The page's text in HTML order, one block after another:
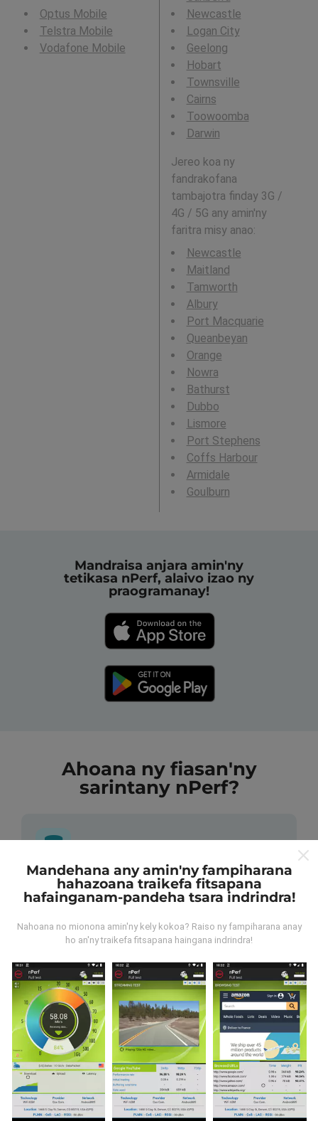
Optus Mobile
Telstra Mobile
Vodafone Mobile
Newcastle
Logan City
Geelong
Hobart
Townsville
Cairns
Toowoomba
Darwin
Jereo koa ny
fandrakofana
tambajotra finday 3G /
4G / 5G any amin'ny
faritra misy anao:
Newcastle
Maitland
Tamworth
Albury
Port Macquarie
Queanbeyan
Orange
Nowra
Bathurst
Dubbo
Lismore
Port Stephens
Coffs Harbour
Armidale
Goulburn
Mandraisa anjara amin'ny
tetikasa nPerf, alaivo izao ny
praogramanay!
Ahoana ny fiasan'ny
sarintany nPerf?
Avy aiza ny rakitra?
amin'ny fampiasana nPerf. Ireo andrana ireo mantsy
dia mamoaka ny rakitra marina teny an-toerana. Raha
te hananadrana izany koa ianao, dia manasa anao
izahay hampiasa ny nPerf amin'ny findainao.Rehefa
maro ny rakitra voatahiry, vao mainka azo vakina ny
sarintany!. Ireo andrana voaray rehetra dia aseho
amin'ny sarintany avokoa. Ny masontsivana rehetra
kosa dia ampiharina mialohan'ny fikajiana sy
famoahana azy.
Mandehana any amin'ny fampiharana
hahazoana traikefa fitsapana
hafainganam-pandeha tsara indrindra!
Nahoana no mionona amin'ny kely kokoa? Raiso ny fampiharana anay
ho an'ny traikefa fitsapana haingana indrindra!